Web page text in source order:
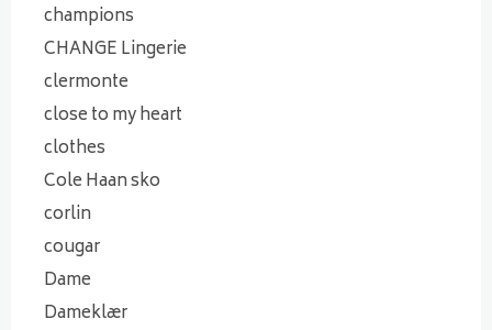
champions
CHANGE Lingerie
clermonte
close to my heart
clothes
Cole Haan sko
corlin
cougar
Dame
Dameklær